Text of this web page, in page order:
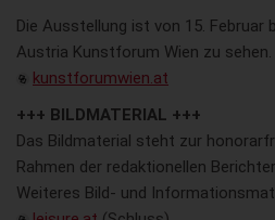
Die Ausstellung ist von 15. Februar
Austria Kunstforum Wien zu
kunstforumwien.at
+++ BILDMATERIAL +++
Das Bildmaterial steht zur
Rahmen der redaktionellen
Weiteres Bild- und